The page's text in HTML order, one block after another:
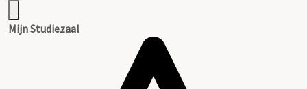
Mijn Studiezaal